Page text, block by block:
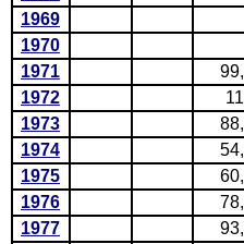
1969
1970
1971
1972
1973
1974
1975
1976
1977